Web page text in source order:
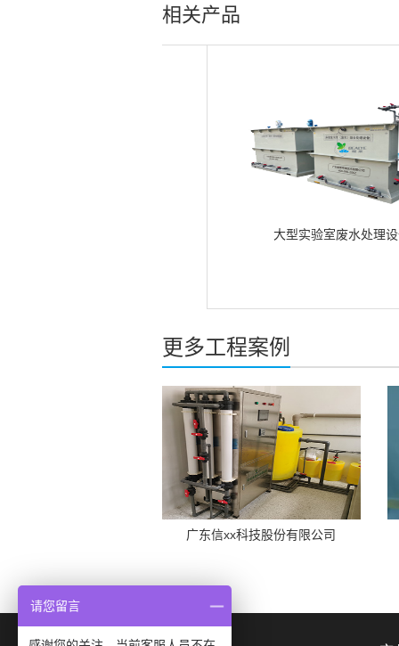
相关产品
大型实验室废水处理
更多工程案例
广东信xx科技股份有限公司
请您留言